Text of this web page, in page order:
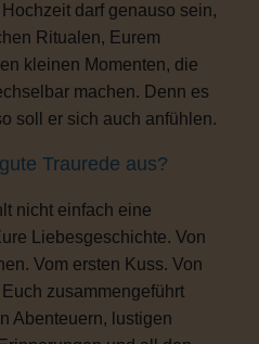
darf genauso sein,
Ritualen, Eurem
kleinen Momenten, die
machen. Denn es
soll er sich auch anfühlen.
Traurede aus?
nicht einfach eine
Liebesgeschichte. Von
Vom ersten Kuss. Von
zusammengeführt
Abenteuern, lustigen